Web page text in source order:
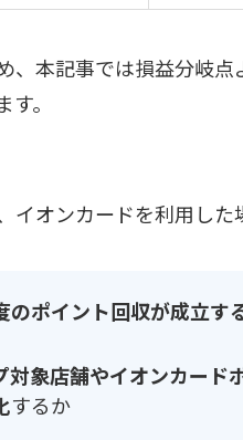
、本記事では損益分岐
。
イオンカードを利用した
のポイント回収が成立す
対象店舗やイオンカード
するか